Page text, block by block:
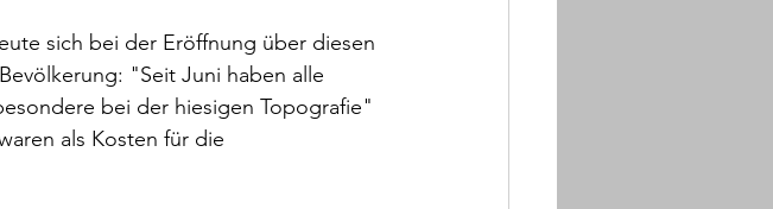
sich bei der Eröffnung über diesen
"Seit Juni haben alle
bei der hiesigen Topografie"
als Kosten für die